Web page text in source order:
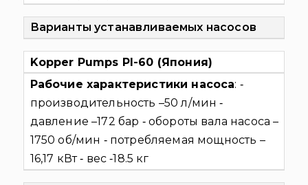
Варианты устанавливаемых насосов
Kopper Pumps PI-60 (Япония)
Рабочие характеристики насоса: ‐
производительность –50 л/мин ‐
давление –172 бар ‐ обороты вала насоса –
1750 об/мин ‐ потребляемая мощность –
16,17 кВт‐ вес ‐18.5 кг